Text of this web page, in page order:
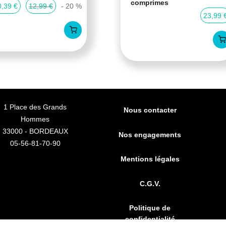
€
12,99 € - 20 %
comprimes
23,99
1 Place des Grands
Hommes
33000 - BORDEAUX
05-56-81-70-90
Nous contacter
Nos engagements
Mentions légales
C.G.V.
Politique de
confidentialité